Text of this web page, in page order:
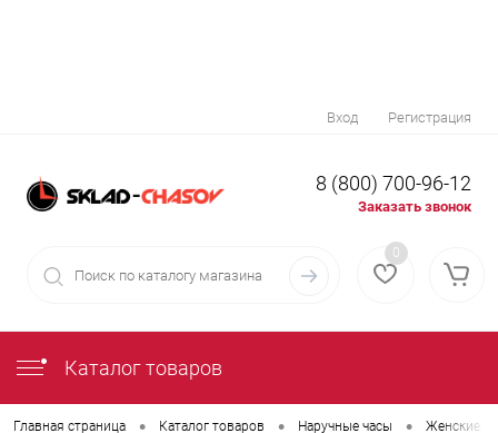
Вход Регистрация
8 (800) 700-96-12
Заказать звонок
0
Каталог товаров
Главная страница • Каталог товаров • Наручные часы • Женские